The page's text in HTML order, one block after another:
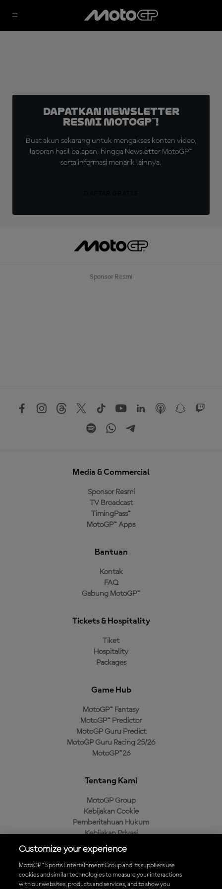
Dapatkan Newsletter
Resmi MotoGP™!
Buat akun sekarang untuk mengakses konten video,
laporan hasil balapan, hingga Newsletter MotoGP™
serta informasi menarik lainnya.
Sponsor Resmi
Media & Commercial
Sponsor Resmi
TV Broadcast
TimingPass™
MotoGP™ Apps
Bantuan
Kontak
FAQ
Gabung MotoGP™
Tickets & Hospitality
Tiket
Hospitality
Packages
Game Hub
MotoGP™ Fantasy
MotoGP™ Predictor
MotoGP Guru Predict
MotoGP Guru Racing 25/26
MotoGP™26
Tentang Kami
MotoGP Group
Kebijakan Cookie
Pemberitahuan Hukum
Kebijakan Privasi
Kebijakan Pembelian
Unduh Aplikasi Resmi MotoGP™
Customize your experience
MotoGP™ Sports Entertainment Group and its suppliers use
cookies and similar technologies to measure your interactions
with our websites, products and services, and to show you